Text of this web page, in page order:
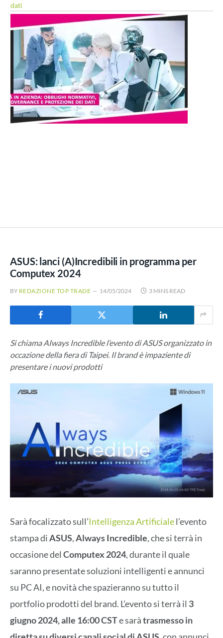
dati
ASUS: lanci (A)Incredibili in programma per
Computex 2024
BY REDAZIONE TOP TRADE 14/05/2024 3 MINS READ
Si chiama AIways Incredible l’evento di ASUS organizzato in
occazione della fiera di Taipei. Il brand è impaziente di
presentare i nuovi prodotti
Sarà focalizzato sull’Intelligenza Artificialel’evento
stampa diASUS,Always Incredible, che si terrà in
occasione del Computex 2024, durante il quale
saranno presentate soluzioni intelligenti e annunci
su PC AI, e novità che spazieranno su tutto il
portfolio prodotti del brand. L’evento si terrà il 3
giugno 2024, alle 16:00 CSTe saràtrasmesso in